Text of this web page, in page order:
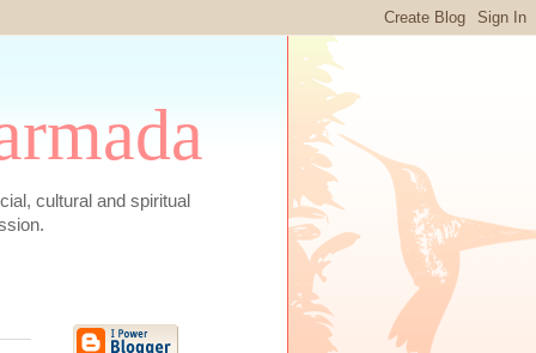
cultural and spiritual